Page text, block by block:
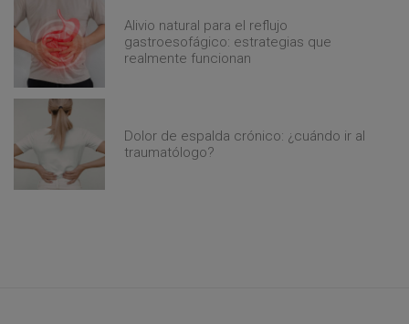
Alivio natural para el reflujo
gastroesofágico: estrategias que
realmente funcionan
Dolor de espalda crónico: ¿cuándo ir al
traumatólogo?